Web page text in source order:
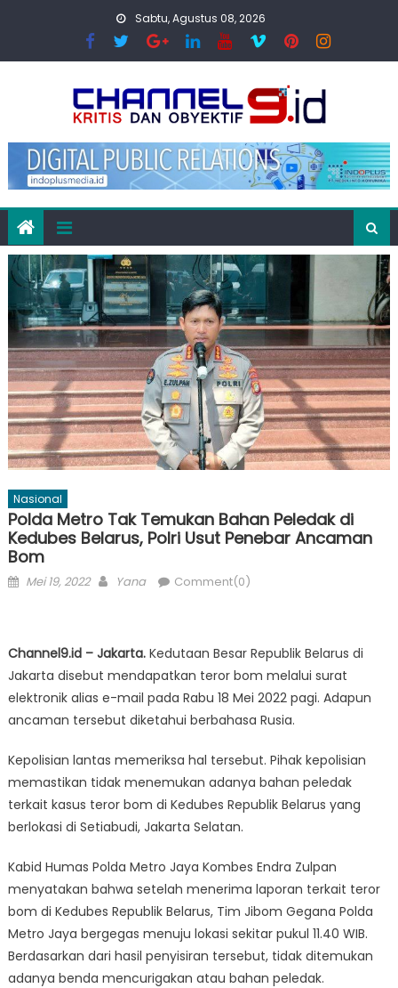
Sabtu, Agustus 08, 2026
Nasional
Polda Metro Tak Temukan Bahan Peledak di
Kedubes Belarus, Polri Usut Penebar Ancaman
Bom
Posted
Mei 19, 2022 Author
Yana Comment(0)
Channel9.id – Jakarta. Kedutaan Besar Republik Belarus di
Jakarta disebut mendapatkan teror bom melalui surat
elektronik alias e-mail pada Rabu 18 Mei 2022 pagi. Adapun
ancaman tersebut diketahui berbahasa Rusia.
Kepolisian lantas memeriksa hal tersebut. Pihak kepolisian
memastikan tidak menemukan adanya bahan peledak
terkait kasus teror bom di Kedubes Republik Belarus yang
berlokasi di Setiabudi, Jakarta Selatan.
Kabid Humas Polda Metro Jaya Kombes Endra Zulpan
menyatakan bahwa setelah menerima laporan terkait teror
bom di Kedubes Republik Belarus, Tim Jibom Gegana Polda
Metro Jaya bergegas menuju lokasi sekitar pukul 11.40 WIB.
Berdasarkan dari hasil penyisiran tersebut, tidak ditemukan
adanya benda mencurigakan atau bahan peledak.